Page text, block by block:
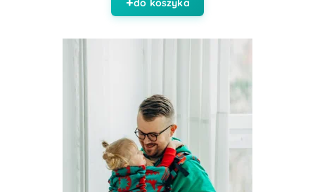
do koszyka